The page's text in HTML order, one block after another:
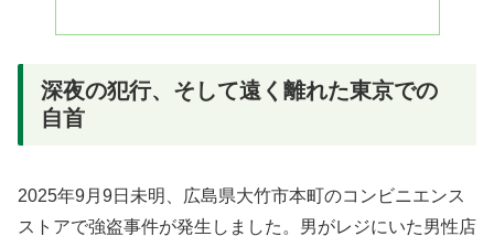
深夜の犯行、そして遠く離れた東京での
自首
2025年9月9日未明、広島県大竹市本町のコンビニエンス
ストアで強盗事件が発生しました。男がレジにいた男性店